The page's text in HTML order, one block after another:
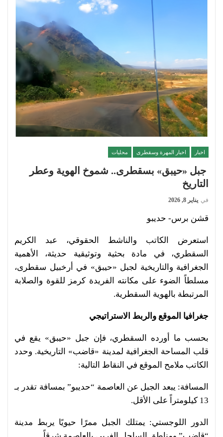
اخبار اخبار المهرة وسقطرى محليات
جبل «حيبق» بسقطرى.. شموخ الهوية وعطر
التاريخ
في يناير 8, 2026
قشن برس- حديبو
استعرض الكاتب والناشط الحقوقي، عبد الكريم
السقطري، في مادة بحثية وتوثيقية حديثة، الأهمية
الجغرافية والتاريخية لجبل «حيبق» في أرخبيل سقطرى،
مسلطاً الضوء على مكانته الفريدة كرمز للقوة والصلابة
المرتبطة بالهوية السقطرية.
جغرافيا الموقع والربط الاستراتيجي
بحسب ما أورده السقطري، فإن جبل «حيبق» يقع في
قلب المساحة الجغرافية لمدينة «قاضب» التاريخية. وحدد
الكاتب ملامح الموقع في النقاط التالية:
المسافة: يبعد الجبل عن العاصمة “حديبو” بمسافة تقدر بـ
13 كيلومتراً على الأقل.
الدور اللوجستي: يمتلك الجبل ممرًا حيويًا يربط مدينة